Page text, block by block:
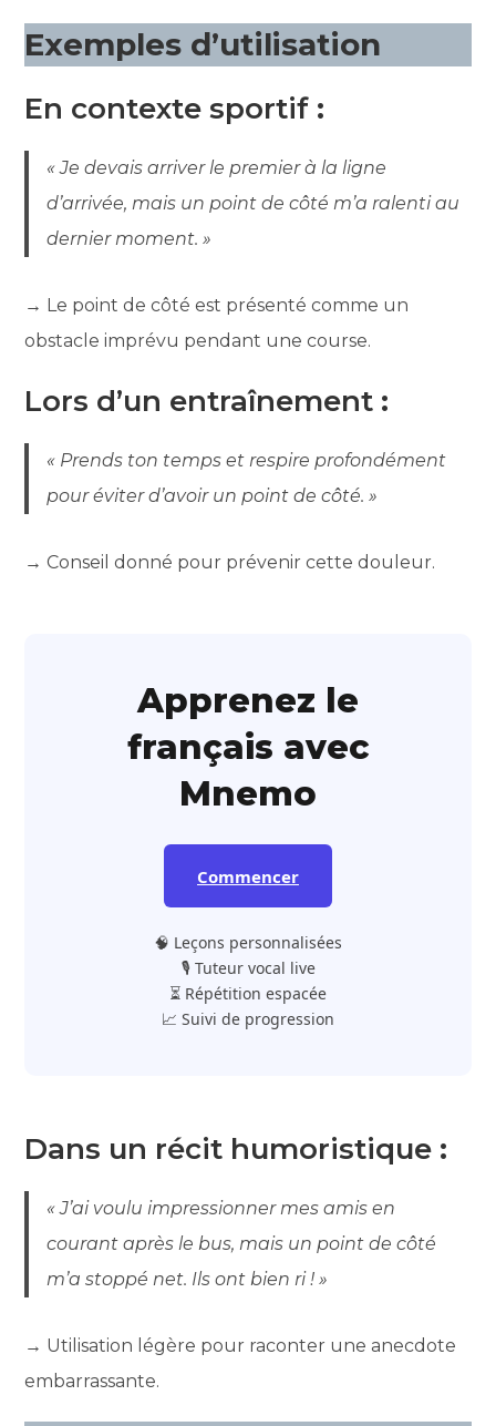
Exemples d’utilisation
En contexte sportif :
« Je devais arriver le premier à la ligne
d’arrivée, mais un point de côté m’a ralenti au
dernier moment. »
→ Le point de côté est présenté comme un
obstacle imprévu pendant une course.
Lors d’un entraînement :
« Prends ton temps et respire profondément
pour éviter d’avoir un point de côté. »
→ Conseil donné pour prévenir cette douleur.
Apprenez le
français avec
Mnemo
Commencer
🧠 Leçons personnalisées
🎙️ Tuteur vocal live
⏳ Répétition espacée
📈 Suivi de progression
Dans un récit humoristique :
« J’ai voulu impressionner mes amis en
courant après le bus, mais un point de côté
m’a stoppé net. Ils ont bien ri ! »
→ Utilisation légère pour raconter une anecdote
embarrassante.